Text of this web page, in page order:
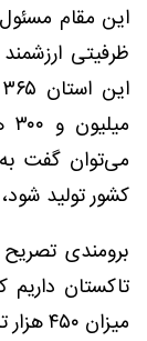
این مقام
ظرفیتی
می‌توان گفت
کشور تولید
میزان ۴۵۰ هزار تن انگور تولید می شود.